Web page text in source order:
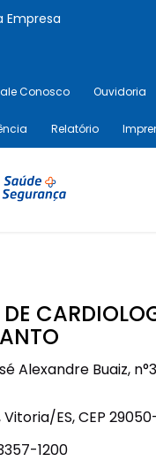
Empresa
Conosco Ouvidoria
Relatório
Alexandre Buaiz,
Vitoria/ES, CEP
1200